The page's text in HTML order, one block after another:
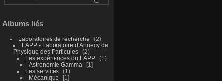
Albums liés
Laboratoires de recherche
2
LAPP - Laboratoire d'Annecy de
Physique des Particules
2
Les expériences du LAPP
1
Astronomie Gamma
1
Les services
1
Mécanique
1